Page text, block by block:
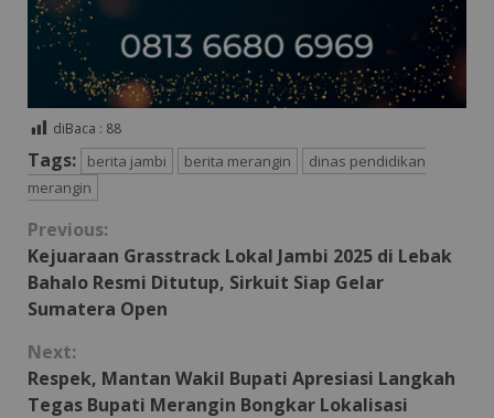
diBaca : 88
Tags: berita jambi berita merangin
dinas pendidikan
merangin
Continue
Reading
Previous:
Kejuaraan Grasstrack Lokal Jambi 2025 di Lebak
Bahalo Resmi Ditutup, Sirkuit Siap Gelar
Sumatera Open
Next:
Respek, Mantan Wakil Bupati Apresiasi Langkah
Tegas Bupati Merangin Bongkar Lokalisasi